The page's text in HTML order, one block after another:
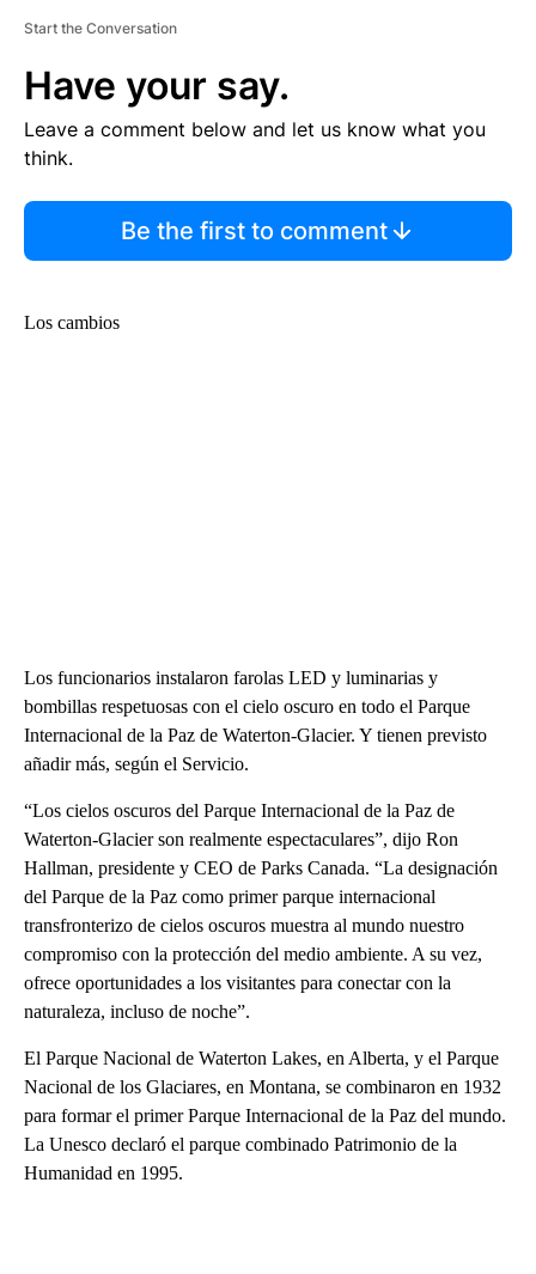
Start the Conversation
Have your say.
Leave a comment below and let us know what you
think.
Be the first to comment
Los cambios
Los funcionarios instalaron farolas LED y luminarias y
bombillas respetuosas con el cielo oscuro en todo el Parque
Internacional de la Paz de Waterton-Glacier. Y tienen previsto
añadir más, según el Servicio.
“Los cielos oscuros del Parque Internacional de la Paz de
Waterton-Glacier son realmente espectaculares”, dijo Ron
Hallman, presidente y CEO de Parks Canada. “La designación
del Parque de la Paz como primer parque internacional
transfronterizo de cielos oscuros muestra al mundo nuestro
compromiso con la protección del medio ambiente. A su vez,
ofrece oportunidades a los visitantes para conectar con la
naturaleza, incluso de noche”.
El Parque Nacional de Waterton Lakes, en Alberta, y el Parque
Nacional de los Glaciares, en Montana, se combinaron en 1932
para formar el primer Parque Internacional de la Paz del mundo.
La Unesco declaró el parque combinado Patrimonio de la
Humanidad en 1995.